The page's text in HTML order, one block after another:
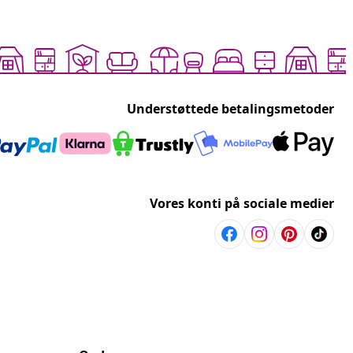
Understøttede betalingsmetoder
Vores konti på sociale medier